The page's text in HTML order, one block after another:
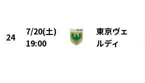
24
7/20(土)
19:00
東京ヴェ
ルディ